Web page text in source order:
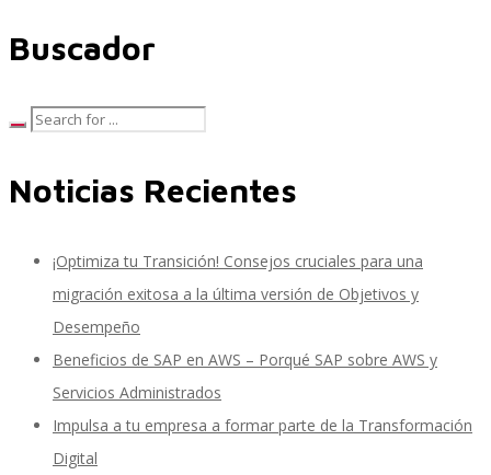
Express Packages
Soporte SuccessFactors
SAP Time & Attendance by Workforce Software
Buscador
Noticias Recientes
¡Optimiza tu Transición! Consejos cruciales para una
migración exitosa a la última versión de Objetivos y
Desempeño
Beneficios de SAP en AWS – Porqué SAP sobre AWS y
Servicios Administrados
Impulsa a tu empresa a formar parte de la Transformación
Digital